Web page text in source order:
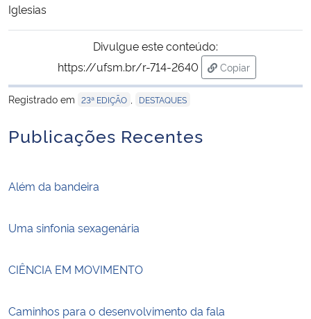
Iglesias
Divulgue este conteúdo:
https://ufsm.br/r-714-2640
Copiar
para área de
Registrado em 23ª EDIÇÃO DESTAQUES
Publicações Recentes
Além da bandeira
Uma sinfonia sexagenária
CIÊNCIA EM MOVIMENTO
Caminhos para o desenvolvimento da fala